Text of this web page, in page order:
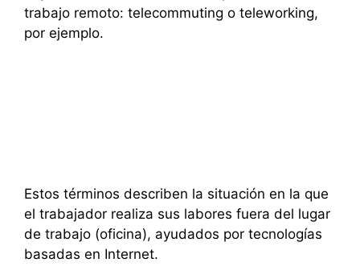
trabajo remoto: telecommuting o teleworking,
por ejemplo.
Estos términos describen la situación en la que
el trabajador realiza sus labores fuera del lugar
de trabajo (oficina), ayudados por tecnologías
basadas en Internet.